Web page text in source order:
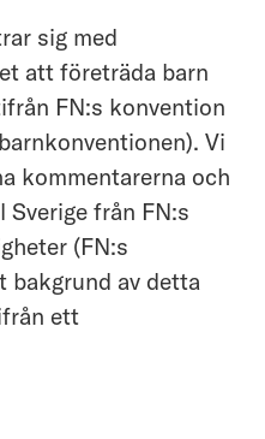
sig med
att företräda barn
FN:s konvention
Vi
kommentarerna och
från FN:s
(FN:s
bakgrund av detta
ett